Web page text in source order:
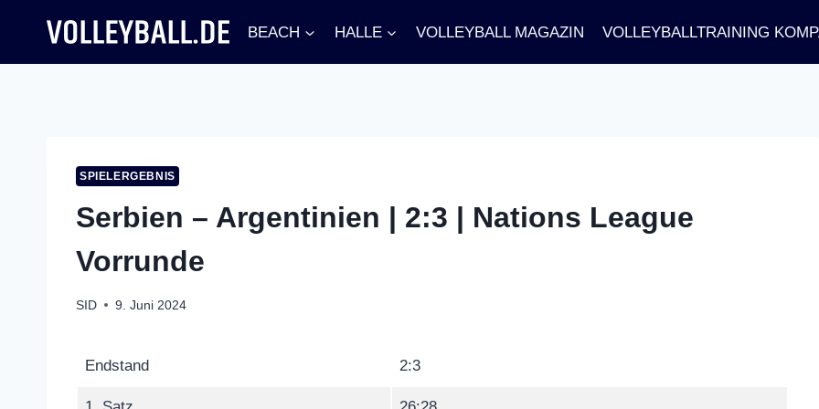
springen
BEACH HALLE VOLLEYBALL MAGAZIN VOLLEYBALLTRAINING
SPIELERGEBNIS
Serbien – Argentinien | 2:3 | Nations League
Vorrunde
SID 9. Juni 2024
Endstand 2:3